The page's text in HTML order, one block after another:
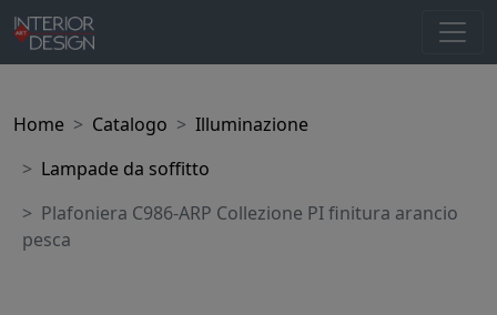
Home Catalogo
Illuminazione
Lampade da soffitto
Plafoniera C986-ARP Collezione PI finitura arancio
pesca